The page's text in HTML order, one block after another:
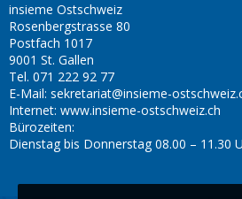
insieme Ostschweiz
Rosenbergstrasse 80
Postfach 1017
9001 St. Gallen
Tel. 071 222 92 77
E-Mail: sekretariat@insieme-
Internet: www.insieme-ostschweiz.ch
Bürozeiten:
Dienstag bis Donnerstag 08.00 – 11.30